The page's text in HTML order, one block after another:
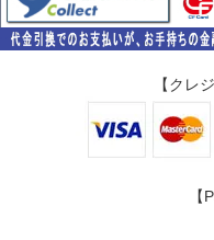
【クレ
【